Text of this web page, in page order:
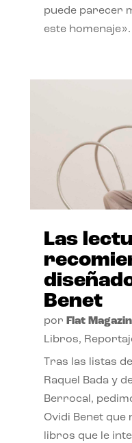
puede parecer
este homenaje».
Las
Benet
por Flat
Libros,
Tras las listas
Raquel Bada y
Berrocal,
Ovidi Benet
libros que le